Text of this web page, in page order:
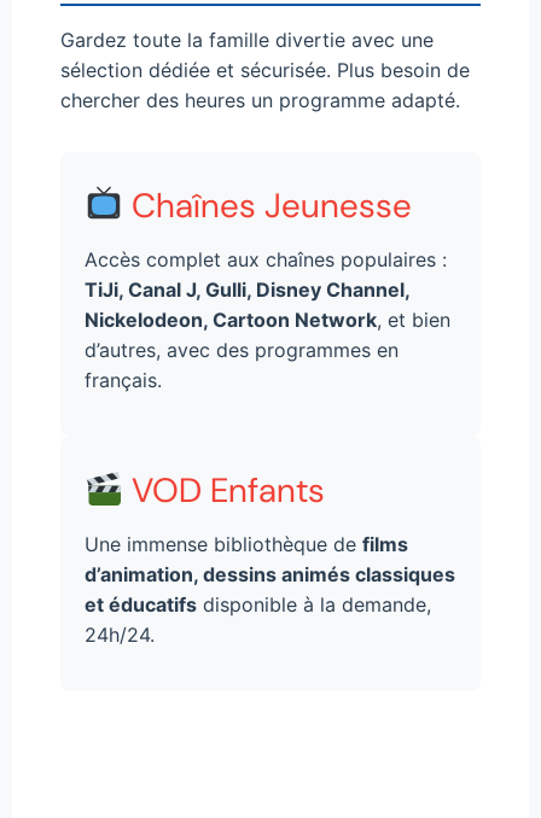
Gardez toute la famille divertie avec une
sélection dédiée et sécurisée. Plus besoin de
chercher des heures un programme adapté.
Chaînes Jeunesse
Accès complet aux chaînes populaires :
TiJi, Canal J, Gulli, Disney Channel,
Nickelodeon, Cartoon Network, et bien
d’autres, avec des programmes en
français.
VOD Enfants
Une immense bibliothèque de films
d’animation, dessins animés classiques
et éducatifs disponible à la demande,
24h/24.